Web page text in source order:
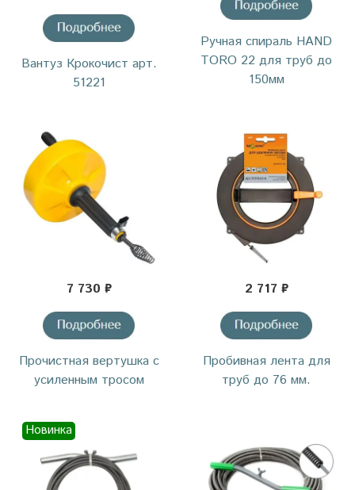
Вантуз Крокочист арт.
51221
Ручная спираль HAND
TORO 22 для труб до
150мм
7 730 ₽
Прочистная вертушка с
усиленным тросом
2 717 ₽
Пробивная лента для
труб до 76 мм.
Новинка